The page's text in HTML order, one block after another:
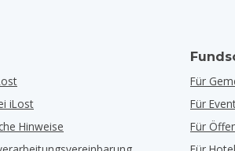
iLost
Hinweise
Für
Für
Für